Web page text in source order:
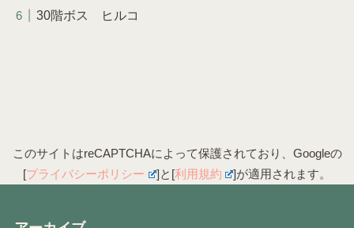
30階ボス ヒルコ
このサイトはreCAPTCHAによって保護されており、Googleの
[プライバシーポリシー ]と[利用規約 ]が適用されます。